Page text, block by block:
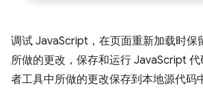
调试 JavaScript，在页面重新加载时保
所做的更改，保存和运行 JavaScript
者工具中所做的更改保存到本地源代码